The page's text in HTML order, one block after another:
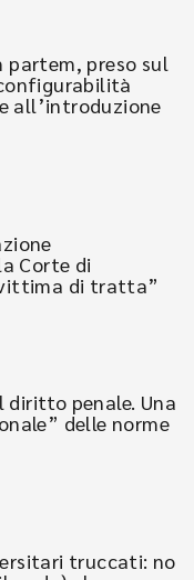
partem, preso sul
all’introduzione
Corte di
di tratta”
diritto penale. Una
delle norme
truccati: no